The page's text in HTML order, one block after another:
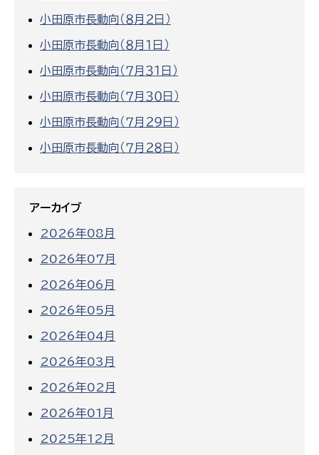
小田原市長動向（８月２日）
小田原市長動向（８月１日）
小田原市長動向（７月３１日）
小田原市長動向（７月３０日）
小田原市長動向（７月２９日）
小田原市長動向（７月２８日）
アーカイブ
2026年08月
2026年07月
2026年06月
2026年05月
2026年04月
2026年03月
2026年02月
2026年01月
2025年12月